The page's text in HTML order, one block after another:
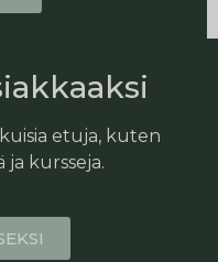
etuja, kuten
ja kursseja.